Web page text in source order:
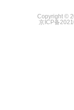
Copyright ©
京ICP备